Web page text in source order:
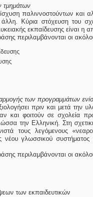
τμημάτων
παλιννοστούντων και
Κύρια στόχευση του
εκπαίδευσης είναι η
περιλαμβάνονται οι
των προγραμμάτων
πριν και μετά την
και φοιτούν σε σχολεία
την Ελληνική. Στη
τους λεγόμενους
γλωσσικού
περιλαμβάνονται οι
των εκπαιδευτικών